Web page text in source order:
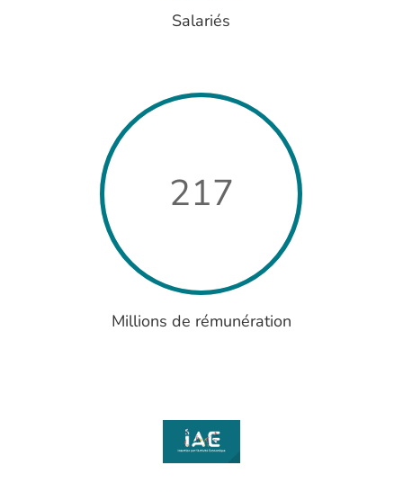
Salariés
217
Millions de rémunération